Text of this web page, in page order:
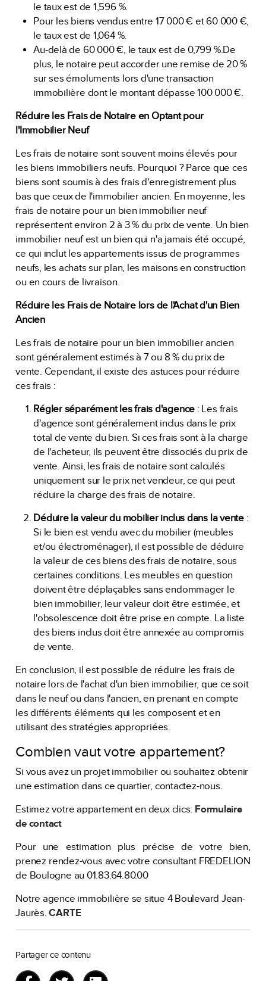
le taux est de 1,596 %.
Pour les biens vendus entre 17 000 € et 60 000 €,
le taux est de 1,064 %.
Au-delà de 60 000 €, le taux est de 0,799 %.De
plus, le notaire peut accorder une remise de 20 %
sur ses émoluments lors d'une transaction
immobilière dont le montant dépasse 100 000 €.
Réduire les Frais de Notaire en Optant pour
l'Immobilier Neuf
Les frais de notaire sont souvent moins élevés pour
les biens immobiliers neufs. Pourquoi ? Parce que ces
biens sont soumis à des frais d'enregistrement plus
bas que ceux de l'immobilier ancien. En moyenne, les
frais de notaire pour un bien immobilier neuf
représentent environ 2 à 3 % du prix de vente. Un bien
immobilier neuf est un bien qui n'a jamais été occupé,
ce qui inclut les appartements issus de programmes
neufs, les achats sur plan, les maisons en construction
ou en cours de livraison.
Réduire les Frais de Notaire lors de l'Achat d'un Bien
Ancien
Les frais de notaire pour un bien immobilier ancien
sont généralement estimés à 7 ou 8 % du prix de
vente. Cependant, il existe des astuces pour réduire
ces frais :
Régler séparément les frais d'agence : Les frais
d'agence sont généralement inclus dans le prix
total de vente du bien. Si ces frais sont à la charge
de l'acheteur, ils peuvent être dissociés du prix de
vente. Ainsi, les frais de notaire sont calculés
uniquement sur le prix net vendeur, ce qui peut
réduire la charge des frais de notaire.
Déduire la valeur du mobilier inclus dans la vente :
Si le bien est vendu avec du mobilier (meubles
et/ou électroménager), il est possible de déduire
la valeur de ces biens des frais de notaire, sous
certaines conditions. Les meubles en question
doivent être déplaçables sans endommager le
bien immobilier, leur valeur doit être estimée, et
l'obsolescence doit être prise en compte. La liste
des biens inclus doit être annexée au compromis
de vente.
En conclusion, il est possible de réduire les frais de
notaire lors de l'achat d'un bien immobilier, que ce soit
dans le neuf ou dans l'ancien, en prenant en compte
les différents éléments qui les composent et en
utilisant des stratégies appropriées.
Combien vaut votre appartement?
Si vous avez un projet immobilier ou souhaitez obtenir
une estimation dans ce quartier, contactez-nous.
Estimez votre appartement en deux clics: Formulaire
de contact
Pour une estimation plus précise de votre bien,
prenez rendez-vous avec votre consultant FREDELION
de Boulogne au 01.83.64.80.00
Notre agence immobilière se situe 4 Boulevard Jean-
Jaurès.CARTE
Partager ce contenu